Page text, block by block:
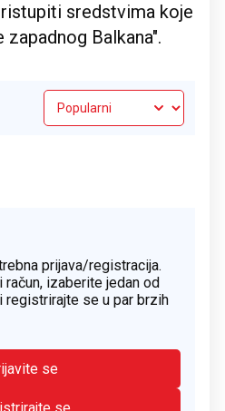
sredstvima koje
zapadnog Balkana".
prijava/registracija.
izaberite jedan od
registrirajte se u par brzih
se